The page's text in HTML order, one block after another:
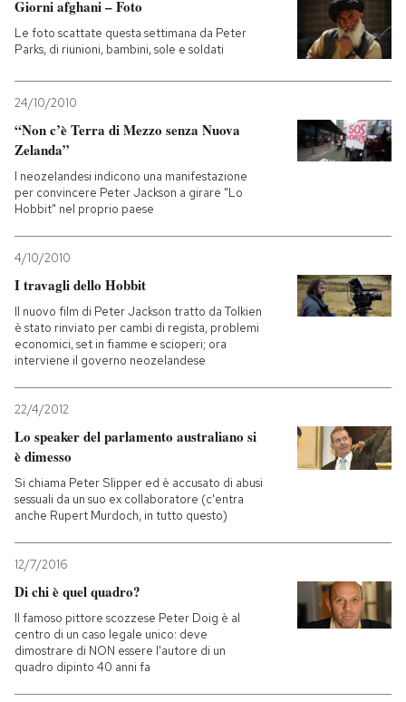
Giorni afghani – Foto
Le foto scattate questa settimana da Peter
Parks, di riunioni, bambini, sole e soldati
24/10/2010
“Non c’è Terra di Mezzo senza Nuova
Zelanda”
I neozelandesi indicono una manifestazione
per convincere Peter Jackson a girare "Lo
Hobbit" nel proprio paese
4/10/2010
I travagli dello Hobbit
Il nuovo film di Peter Jackson tratto da Tolkien
è stato rinviato per cambi di regista, problemi
economici, set in fiamme e scioperi; ora
interviene il governo neozelandese
22/4/2012
Lo speaker del parlamento australiano si
è dimesso
Si chiama Peter Slipper ed è accusato di abusi
sessuali da un suo ex collaboratore (c'entra
anche Rupert Murdoch, in tutto questo)
12/7/2016
Di chi è quel quadro?
Il famoso pittore scozzese Peter Doig è al
centro di un caso legale unico: deve
dimostrare di NON essere l'autore di un
quadro dipinto 40 anni fa